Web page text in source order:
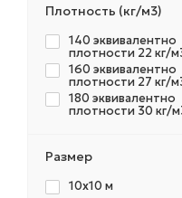
Плотность (кг/м3)
140 эквивалентно
плотности 22 кг/
160 эквивалентно
плотности 27 кг/
180 эквивалентно
плотности 30 кг/
Размер
10х10 м